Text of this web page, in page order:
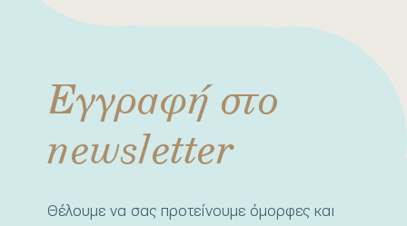
Εγγραφή στο
newsletter
Θέλουμε να σας προτείνουμε όμορφες και